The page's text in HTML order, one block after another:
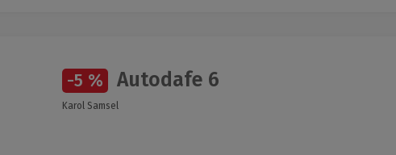
-5 % Autodafe 6
Karol Samsel